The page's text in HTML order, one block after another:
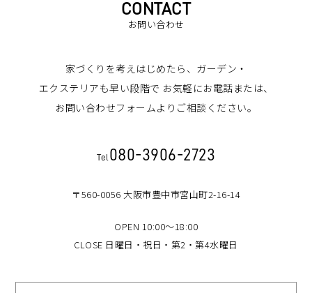
CONTACT
お問い合わせ
家づくりを考えはじめたら、ガーデン・
エクステリアも早い段階で お気軽にお電話または、
お問い合わせフォームよりご相談ください。
Tel 080-3906-2723
〒560-0056 大阪市豊中市宮山町2-16-14
OPEN 10:00～18:00
CLOSE 日曜日・祝日・第2・第4水曜日